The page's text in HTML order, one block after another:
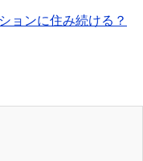
ョンに住み続ける？